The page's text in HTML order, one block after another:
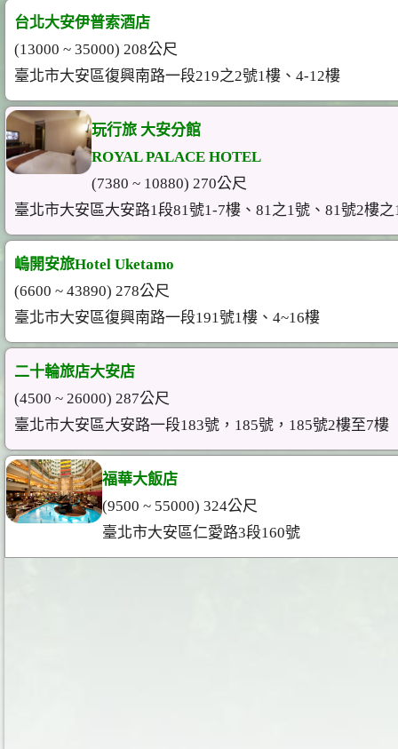
台北大安伊普索酒店
(13000 ~ 35000) 208公尺
臺北市大安區復興南路一段219之2號1樓、4-12樓
玩行旅 大安分館
ROYAL PALACE HOTEL
(7380 ~ 10880) 270公尺
臺北市大安區大安路1段81號1-7樓、81之1號、81號2樓
嵨開安旅Hotel Uketamo
(6600 ~ 43890) 278公尺
臺北市大安區復興南路一段191號1樓、4~16樓
二十輪旅店大安店
(4500 ~ 26000) 287公尺
臺北市大安區大安路一段183號，185號，185號2樓至7樓
福華大飯店
(9500 ~ 55000) 324公尺
臺北市大安區仁愛路3段160號